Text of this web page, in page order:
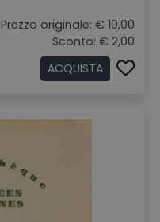
Prezzo originale: € 10,00
Sconto: € 2,00
ACQUISTA